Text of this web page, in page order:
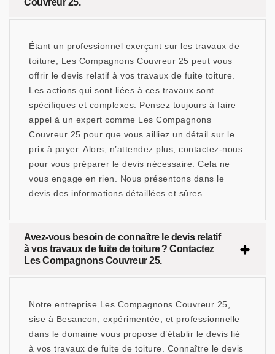
Couvreur 25.
Étant un professionnel exerçant sur les travaux de
toiture, Les Compagnons Couvreur 25 peut vous
offrir le devis relatif à vos travaux de fuite toiture.
Les actions qui sont liées à ces travaux sont
spécifiques et complexes. Pensez toujours à faire
appel à un expert comme Les Compagnons
Couvreur 25 pour que vous ailliez un détail sur le
prix à payer. Alors, n’attendez plus, contactez-nous
pour vous préparer le devis nécessaire. Cela ne
vous engage en rien. Nous présentons dans le
devis des informations détaillées et sûres.
Avez-vous besoin de connaître le devis relatif
à vos travaux de fuite de toiture ? Contactez
Les Compagnons Couvreur 25.
Notre entreprise Les Compagnons Couvreur 25,
sise à Besancon, expérimentée, et professionnelle
dans le domaine vous propose d’établir le devis lié
à vos travaux de fuite de toiture. Connaître le devis